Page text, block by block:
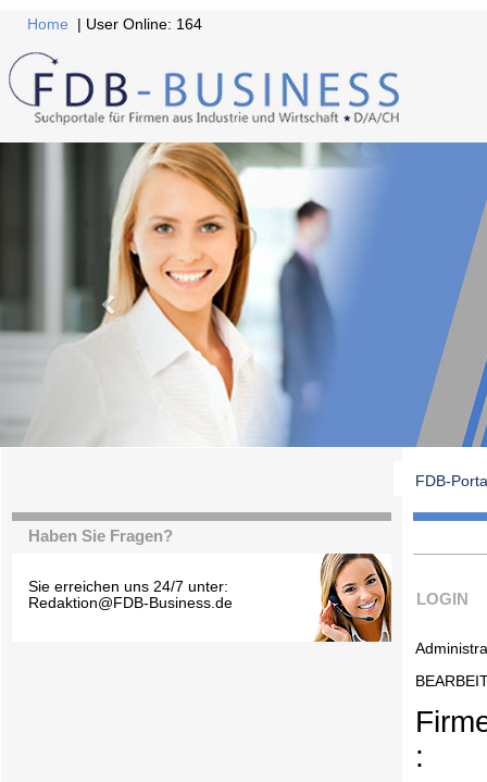
Home | User Online: 164
FDB-
Haben Sie Fragen?
Sie erreichen uns 24/7 unter:
Redaktion@FDB-Business.de
LOGIN
: